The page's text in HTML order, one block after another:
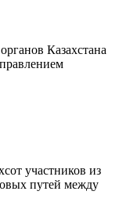
Казахстана
участников из
путей между